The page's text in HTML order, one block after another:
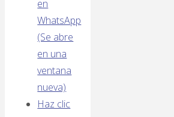
en
WhatsApp
(Se abre
en una
ventana
nueva)
Haz clic